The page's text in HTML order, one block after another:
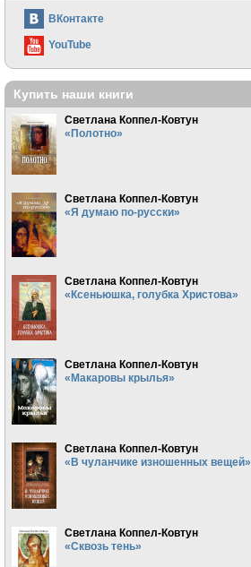
ВКонтакте
YouTube
Купить наши книги
Светлана Коппел-Ковтун
«Полотно»
Светлана Коппел-Ковтун
«Я думаю по-русски»
Светлана Коппел-Ковтун
«Ксеньюшка, голубка Христова»
Светлана Коппел-Ковтун
«Макаровы крылья»
Светлана Коппел-Ковтун
«В чуланчике изношенных вещей»
Светлана Коппел-Ковтун
«Сквозь тень»